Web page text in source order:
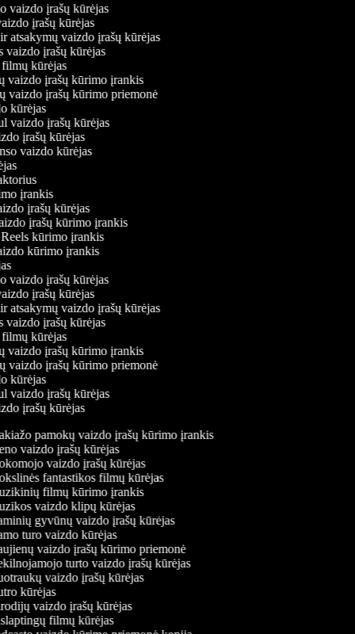
vaizdo įrašų kūrėjas
įrašų kūrėjas
ir atsakymų vaizdo įrašų kūrėjas
vaizdo įrašų kūrėjas
filmų kūrėjas
vaizdo įrašų kūrimo įrankis
vaizdo įrašų kūrimo priemonė
kūrėjas
vaizdo įrašų kūrėjas
įrašų kūrėjas
vaizdo kūrėjas
įrankis
įrašų kūrėjas
įrašų kūrimo įrankis
Reels kūrimo įrankis
kūrimo įrankis
vaizdo įrašų kūrėjas
įrašų kūrėjas
ir atsakymų vaizdo įrašų kūrėjas
vaizdo įrašų kūrėjas
filmų kūrėjas
vaizdo įrašų kūrimo įrankis
vaizdo įrašų kūrimo priemonė
kūrėjas
vaizdo įrašų kūrėjas
įrašų kūrėjas
pamokų vaizdo įrašų kūrimo įrankis
vaizdo įrašų kūrėjas
vaizdo įrašų kūrėjas
fantastikos filmų kūrėjas
filmų kūrimo įrankis
vaizdo klipų kūrėjas
gyvūnų vaizdo įrašų kūrėjas
turo vaizdo kūrėjas
vaizdo įrašų kūrimo priemonė
turto vaizdo įrašų kūrėjas
vaizdo įrašų kūrėjas
kūrėjas
vaizdo įrašų kūrėjas
filmų kūrėjas